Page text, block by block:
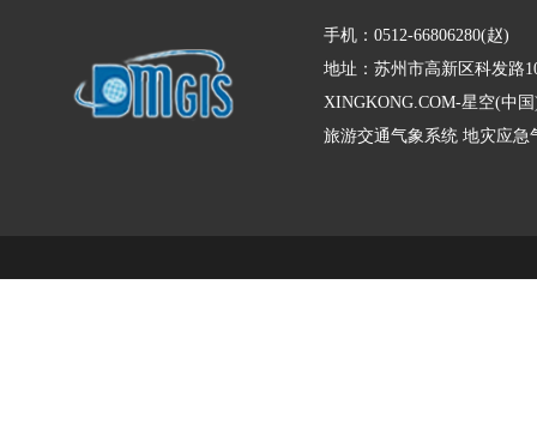
手机：0512-66806280(赵)
地址：苏州市高新区科发路
XINGKONG.COM-星空(中
旅游交通气象系统 地灾应急